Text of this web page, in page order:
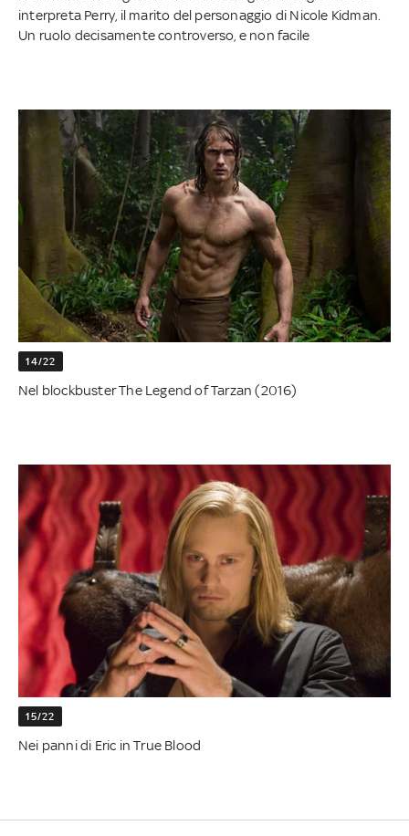
interpreta Perry, il marito del personaggio di Nicole Kidman.
Un ruolo decisamente controverso, e non facile
14/22
Nel blockbuster The Legend of Tarzan (2016)
15/22
Nei panni di Eric in True Blood